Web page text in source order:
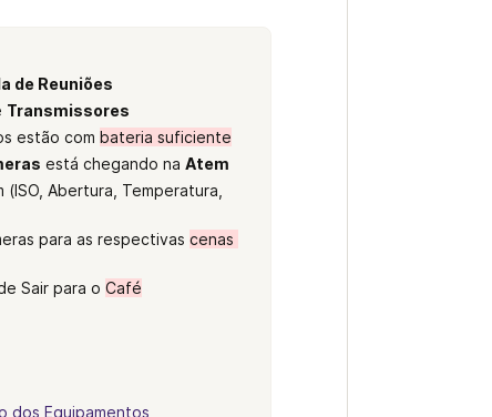
de Reuniões
Transmissores
estão com bateria suficiente
está chegando na Atem
(ISO, Abertura, Temperatura,
para as respectivas cenas
Sair para o Café
dos Equipamentos